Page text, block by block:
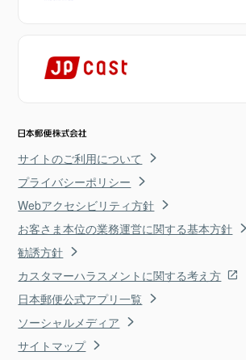
サイトのご利用について
プライバシーポリシー
Webアクセシビリティ方針
お客さま本位の業務運営に関する基本方針
勧誘方針
カスタマーハラスメントに関する考え方
日本郵便公式アプリ一覧
ソーシャルメディア
サイトマップ